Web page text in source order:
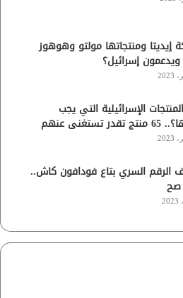
ومنتجاتها مولتو وهوهوز
إسرائيل؟
الإسرائيلية التي يجب
عنهم
الرقم السري بتاع فودافون كاش..
صح